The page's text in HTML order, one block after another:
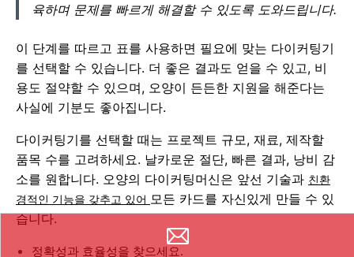
육하며 문제를 빠르게 해결할 수 있도록 도와드립니다.
이 단계를 따르고 표를 사용하면 필요에 맞는 다이커팅기
를 선택할 수 있습니다. 더 좋은 결과도 얻을 수 있고, 비
용도 절약할 수 있으며, 오양이 든든한 지원을 해준다는
사실에 기분도 좋아집니다.
다이커팅기를 선택할 때는 프로젝트 규모, 재료, 제작할
품목 수를 고려하세요. 날카로운 절단, 빠른 결과, 낭비 감
소를 원합니다. 오양의 다이커팅머신은 앞선 기술과 친환
경적인 기능을 갖추고 있어 모든 카드를 자신있게 만들 수 있
습니다.
정확성과 효율성을 찾으세요.